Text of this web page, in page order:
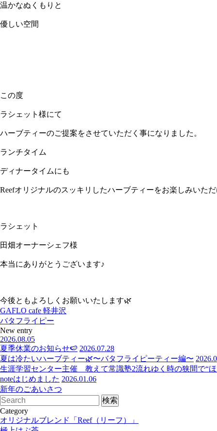
温かなぬくもりと
優しい空間
この度
ラシェット様にて
ハーブティーのご提案をさせていただく事になりました。
ランチタイム
ディナータイムにも
Reefオリジナルのスッキリしたハーブティーをお楽しみいた
ラシェット
田畑オーナーシェフ様
本当にありがとうございます♪
今後ともよろしくお願いいたします🌿
GAFLO cafe 軽井沢
バタフライピー
New entry
2026.08.05
夏季休業のお知らせ🍉 2026.07.28
夏は冷たいハーブティー🌿〜バタフライピーティー編〜
生涯学習センター主催 教えて常識塾2流れゆく時の狭間で“
noteはじめました 2026.01.06
新年のごあいさつ
Category
オリジナルブレンド「Reef（リーフ）」